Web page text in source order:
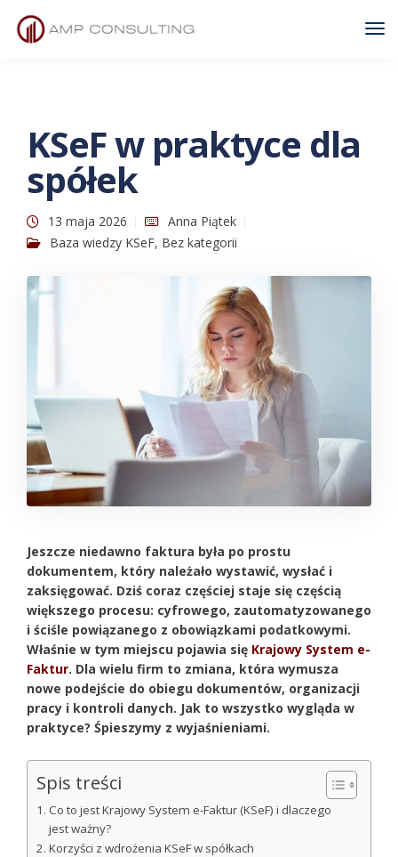
KSeF w praktyce dla
spółek
13 maja 2026
Anna Piątek
Baza wiedzy KSeF, Bez kategorii
Jeszcze niedawno faktura była po prostu
dokumentem, który należało wystawić, wysłać i
zaksięgować. Dziś coraz częściej staje się częścią
większego procesu: cyfrowego, zautomatyzowanego
i ściśle powiązanego z obowiązkami podatkowymi.
Właśnie w tym miejscu pojawia się Krajowy System e-
Faktur. Dla wielu firm to zmiana, która wymusza
nowe podejście do obiegu dokumentów, organizacji
pracy i kontroli danych. Jak to wszystko wygląda w
praktyce? Śpieszymy z wyjaśnieniami.
Spis treści
Co to jest Krajowy System e-Faktur (KSeF) i dlaczego
jest ważny?
Korzyści z wdrożenia KSeF w spółkach